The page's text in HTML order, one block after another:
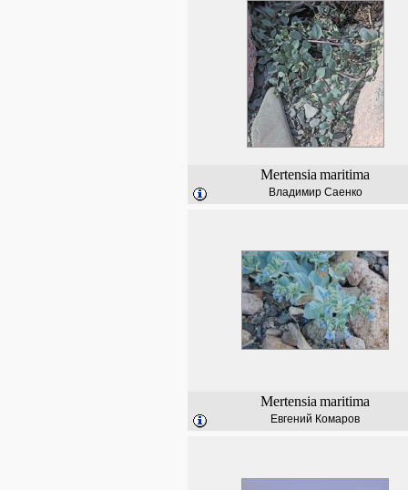
Mertensia maritima
Владимир Саенко
Mertensia maritima
Евгений Комаров